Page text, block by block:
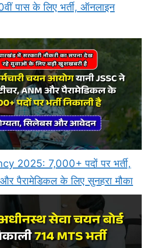
पास के लिए भर्ती, ऑनलाइन
2025: 7,000+ पदों पर भर्ती,
पैरामेडिकल के लिए सुनहरा मौका